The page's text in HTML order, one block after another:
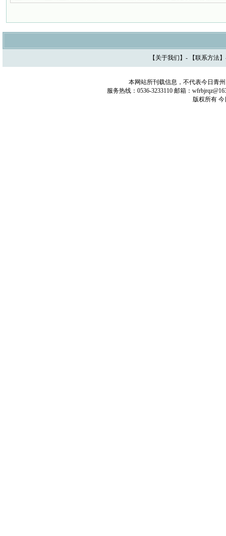
【 关于我们 】- 【联系方法
本网站所刊载信息，不代表今日青
服务热线：0536-3233110 邮箱：
版权所有 今